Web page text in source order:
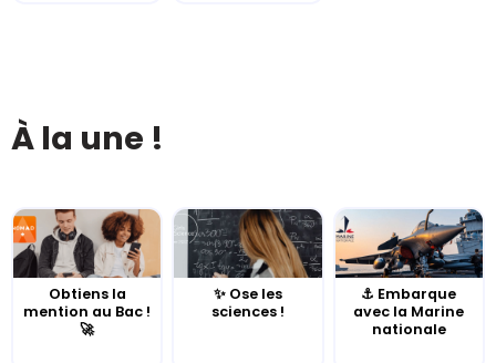
À la une !
Obtiens la
mention au Bac !
🚀
✨ Ose les
sciences !
⚓️ Embarque
avec la Marine
nationale